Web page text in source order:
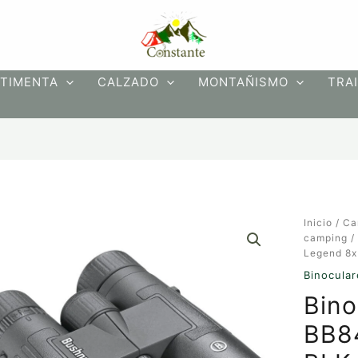
CALZADO MONTAÑISMO
Inicio /
camping /
Legend
Binocular
bushnell
BB842W
8x
42
BLK
IPX7
Rubber